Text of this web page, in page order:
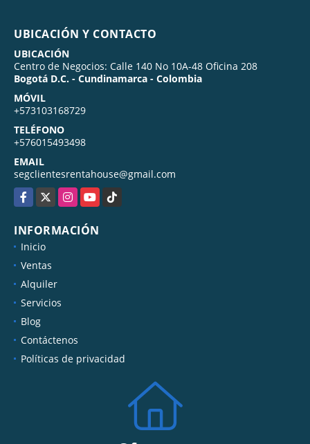
UBICACIÓN Y CONTACTO
UBICACIÓN
Centro de Negocios: Calle 140 No 10A-48 Oficina 208
Bogotá D.C. - Cundinamarca - Colombia
MÓVIL
+573103168729
TELÉFONO
+576015493498
EMAIL
segclientesrentahouse@gmail.com
Facebook
X InstagramYouTubeTikTok
INFORMACIÓN
Inicio
Ventas
Alquiler
Servicios
Blog
Contáctenos
Políticas de privacidad